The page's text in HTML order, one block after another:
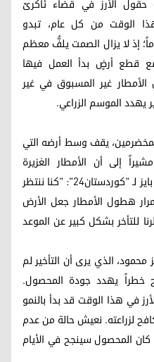
بينما كانت حقول الأرز في قضاء ئاكرێ
الوقت من كل عام، تبدو
إذ لا يزال الصمت يلفُّ معظم
قطع أرضٍ بدأ العمل فيها
الأمطار غير المسبوق في غير
يهدد الموسم الزراعي.
المخضرمين، يقف وسط أرضه التي
إلى أن الأمطار الغزيرة
المستمرة أربكت حساباتهم. يقول بايز لـ "كوردستان24": "كنا ننتظر
هطول الأمطار جعل الأرض
للتأخر بشكل كبير عن الموعد
محمود، الذي يرى أن التأخير لم
خطراً يهدد جودة المحصول.
في هذا الوقت قد بدأ بالنمو
لزراعته. نعيش حالة من عدم
المحصول سينجح في الأيام